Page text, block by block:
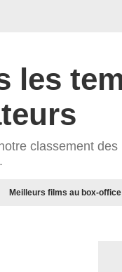
les
classement
Meilleurs films au box-office